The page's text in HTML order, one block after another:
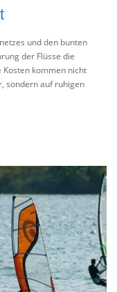
und den bunten
der Flüsse die
kommen nicht
sondern auf ruhigen